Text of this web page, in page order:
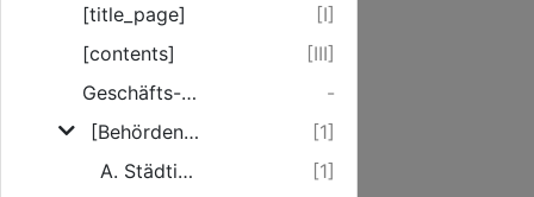
[title_page]
[I]
[contents]
[III]
Geschäfts-Anzeiger. Verzeichnis der inserirenden Firmen und Geschäfte
-
[Behördenverzeichnis]
[1]
A. Städtische Behörden und Einrichtungen
[1]